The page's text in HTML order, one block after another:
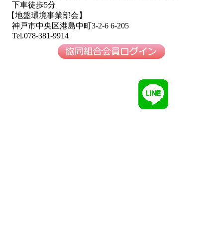
下車徒歩5分
【地盤環境事業部会】
神戸市中央区港島中町3-2-6 6-205
Tel.078-381-9914